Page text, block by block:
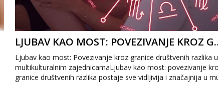
LJUBAV KAO MOST:
Ljubav kao most: Povezivanje kroz granice društvenih razlika u
multikulturalnim zajednicamaLjubav kao most: povezivanje
granice društvenih razlika postaje sve vidljivija i značajnija u